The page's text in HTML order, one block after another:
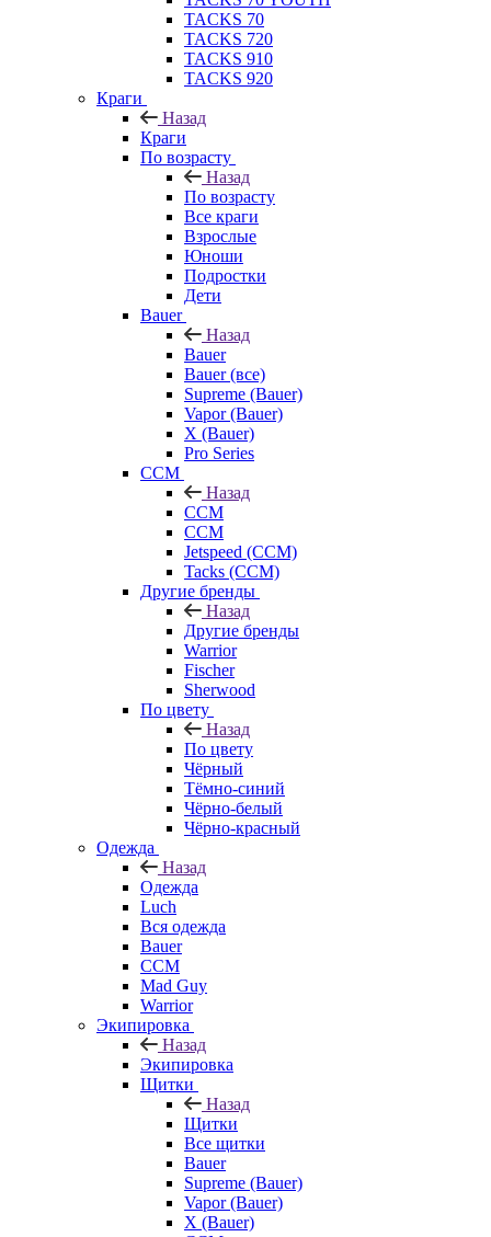
TACKS 70
TACKS 720
TACKS 910
TACKS 920
Краги
Назад
Краги
По возрасту
Назад
По возрасту
Все краги
Взрослые
Юноши
Подростки
Дети
Bauer
Назад
Bauer
Bauer (все)
Supreme (Bauer)
Vapor (Bauer)
X (Bauer)
Pro Series
CCM
Назад
CCM
CCM
Jetspeed (CCM)
Tacks (CCM)
Другие бренды
Назад
Другие бренды
Warrior
Fischer
Sherwood
По цвету
Назад
По цвету
Чёрный
Тёмно-синий
Чёрно-белый
Чёрно-красный
Одежда
Назад
Одежда
Luch
Вся одежда
Bauer
CCM
Mad Guy
Warrior
Экипировка
Назад
Экипировка
Щитки
Назад
Щитки
Все щитки
Bauer
Supreme (Bauer)
Vapor (Bauer)
X (Bauer)